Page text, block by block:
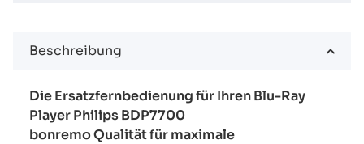
Beschreibung
Die Ersatzfernbedienung für Ihren Blu-Ray
Player Philips BDP7700
bonremo Qualität für maximale